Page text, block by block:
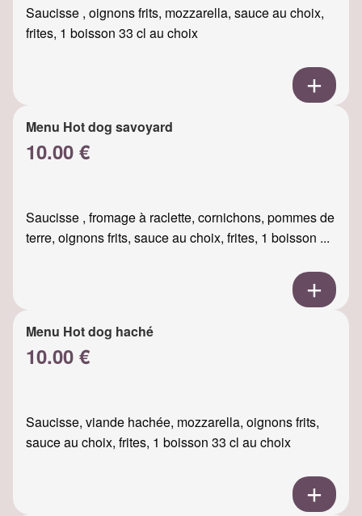
Saucisse , oignons frits, mozzarella, sauce au choix,
frites, 1 boisson 33 cl au choix
Menu Hot dog savoyard
10.00 €
Saucisse , fromage à raclette, cornichons, pommes de
terre, oignons frits, sauce au choix, frites, 1 boisson ...
Menu Hot dog haché
10.00 €
Saucisse, viande hachée, mozzarella, oignons frits,
sauce au choix, frites, 1 boisson 33 cl au choix